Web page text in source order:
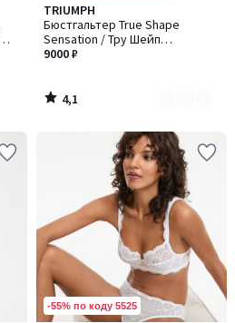
TRIUMPH
Бюстгальтер True Shape
Sensation / Тру Шейп
Сенсейшн без косточек
9000 ₽
4,1
/ 5
Количество
цветов:
2
4,1
/
-55% по коду 5525